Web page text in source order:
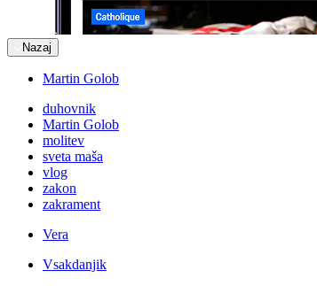
Nazaj
Martin Golob
duhovnik
Martin Golob
molitev
sveta maša
vlog
zakon
zakrament
Vera
Vsakdanjik